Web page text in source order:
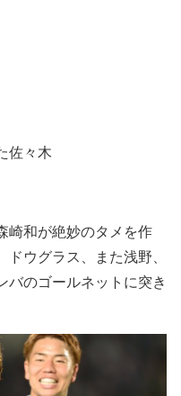
佐々木
崎和が絶妙のタメを作
ウグラス、また浅野、
バのゴールネットに突き